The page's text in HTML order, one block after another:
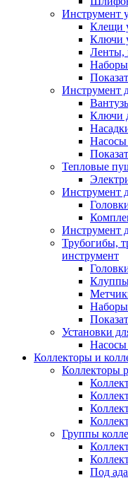
Инструмент
Клещи
Ключи
Ленты,
Наборы
Инструмент
Ключи
Насосы
Тепловые
Инструмент
Инструмент
Трубогибы,
инструмент
Наборы
Установки
Насосы
Коллекторы и
Коллекторы
Группы
Под